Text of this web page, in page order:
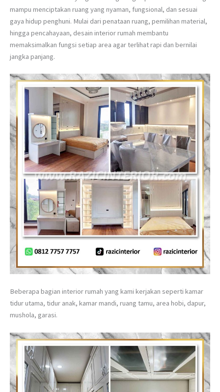
mampu menciptakan ruang yang nyaman, fungsional, dan sesuai
gaya hidup penghuni. Mulai dari penataan ruang, pemilihan material,
hingga pencahayaan, desain interior rumah membantu
memaksimalkan fungsi setiap area agar terlihat rapi dan bernilai
jangka panjang.
Beberapa bagian interior rumah yang kami kerjakan seperti kamar
tidur utama, tidur anak, kamar mandi, ruang tamu, area hobi, dapur,
mushola, garasi.